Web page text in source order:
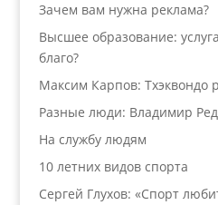
Зачем вам нужна реклама?
Высшее образование:
благо?
Максим Карпов: Тхэквондо
Разные люди: Владимир
На службу людям
10 летних видов спорта
Сергей Глухов: «Спорт